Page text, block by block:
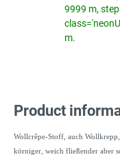
9999 m,
m.
Product
Wollcrêpe-Stoff, auch
körniger, weich fließender aber